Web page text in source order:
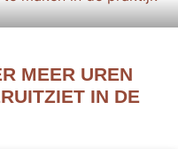
MEER UREN
IN DE